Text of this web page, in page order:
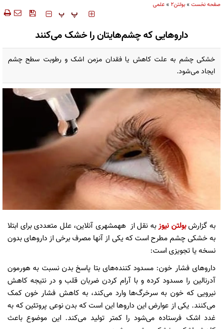
صفحه نخست »بولتن2 »علمی
‍‍‍ پ پ
داروهایی که چشم‌هایتان را خشک می‌کنند
خشکی چشم به علت کاهش یا فقدان مزمن اشک و رطوبت سطح چشم
ایجاد می‌شود.
به گزارشبولتن نیوزبه نقل از ههمشهری آنلاین، علل متعددی برای ابتلا
به خشکی چشم مطرح است که یکی از آنها مصرف برخی از داروهای بدون
نسخه یا تجویزی است:
داروهای فشار خون: مسدود کننده‌های بتا پاسخ بدن نسبت به هورمون
آدرنالین را مسدود کرده و با آرام کردن ضربان قلب و در نتیجه کاهش
نیرویی که خون به سرخرگ‌ها وارد می‌کند، به کاهش فشار خون کمک
می‌کنند. یکی از عوارض این داروها این است که بدن نوعی پروتئین که به
غدد اشک فرستاده می‌شود را کمتر تولید می‌کند. این موضوع باعث